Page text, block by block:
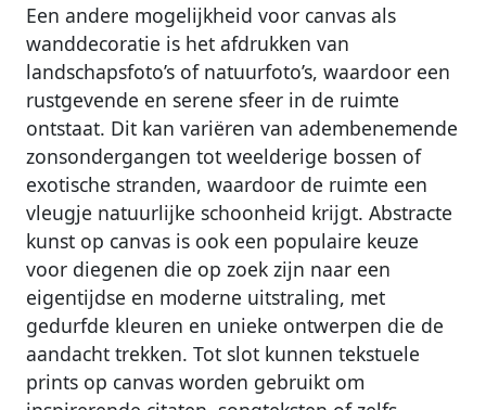
Een andere mogelijkheid voor canvas als
wanddecoratie is het afdrukken van
landschapsfoto’s of natuurfoto’s, waardoor een
rustgevende en serene sfeer in de ruimte
ontstaat. Dit kan variëren van adembenemende
zonsondergangen tot weelderige bossen of
exotische stranden, waardoor de ruimte een
vleugje natuurlijke schoonheid krijgt. Abstracte
kunst op canvas is ook een populaire keuze
voor diegenen die op zoek zijn naar een
eigentijdse en moderne uitstraling, met
gedurfde kleuren en unieke ontwerpen die de
aandacht trekken. Tot slot kunnen tekstuele
prints op canvas worden gebruikt om